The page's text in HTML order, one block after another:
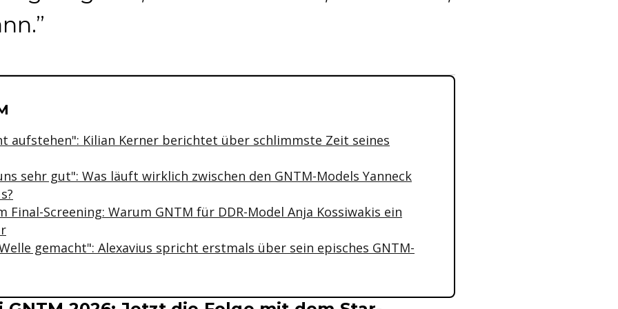
& Informationen zum Inhalt
aufstehen": Kilian Kerner berichtet über schlimmste Zeit seines
sehr gut": Was läuft wirklich zwischen den GNTM-Models Yanneck
Final-Screening: Warum GNTM für DDR-Model Anja Kossiwakis ein
gemacht": Alexavius spricht erstmals über sein episches GNTM-